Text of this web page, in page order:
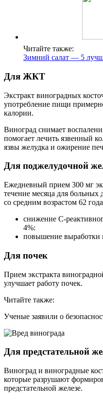
Читайте также:
Зимний салат — 5
Для ЖКТ
Экстракт виноградных
употребление пищи
калории.
Виноград снимает
помогает лечить язвенный
язвы желудка и ожирение
Для поджелудочной
Ежедневный прием 300 мг
течение месяца для
со средним возрастом 62
снижение C-
4%:
повышение выработки
Для почек
Прием экстракта
улучшает работу почек.
Читайте также:
Ученые заявили о
Для предстательной
Виноград и виноградные
которые разрушают
предстательной железе.